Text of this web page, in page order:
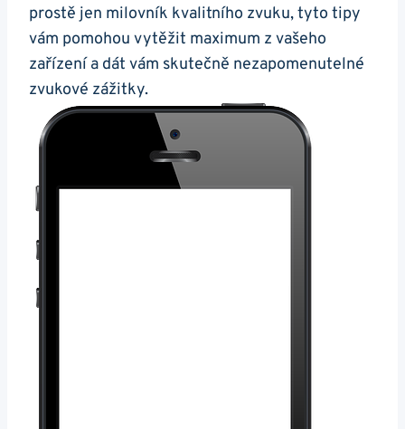
prostě jen milovník kvalitního zvuku, tyto tipy
vám pomohou vytěžit maximum z vašeho
zařízení a dát vám skutečně nezapomenutelné
zvukové zážitky.